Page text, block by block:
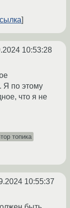
10:53:28
Я по этому
что я не
топика
10:55:37